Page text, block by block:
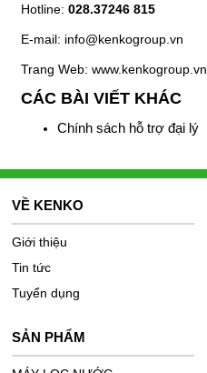
Hotline: 028.37246 815
E-mail: info@kenkogroup.vn
Trang Web: www.kenkogroup.vn
CÁC BÀI VIẾT KHÁC
Chính sách hỗ trợ đại lý
VỀ KENKO
Giới thiệu
Tin tức
Tuyển dụng
SẢN PHẨM